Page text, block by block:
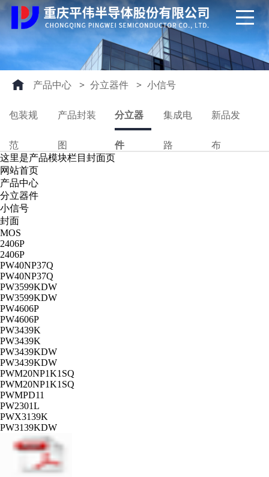
产品中心 > 分立器件 > 小信号
包装规
范
产品封装
图
分立器
件
集成电
路
新品发
布
这里是产品模块栏目封面页
网站首页
产品中心
分立器件
小信号
封面
MOS
2406P
2406P
PW40NP37Q
PW40NP37Q
PW3599KDW
PW3599KDW
PW4606P
PW4606P
PW3439K
PW3439K
PW3439KDW
PW3439KDW
PWM20NP1K1SQ
PWM20NP1K1SQ
PWMPD11
PW2301L
PWX3139K
PW3139KDW